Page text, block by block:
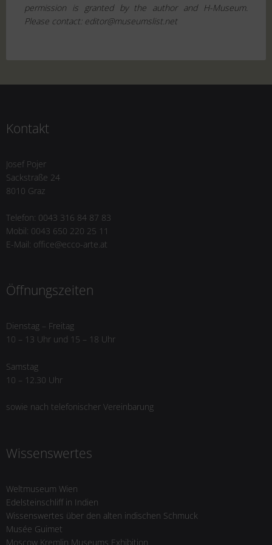
permission is granted by the author and H-Museum.
Please contact: editor@museumslist.net
Kontakt
Josef Pojer
Sackstraße 24
8010 Graz
Telefon: 0043 316 84 87 83
Mobil: 0043 650 220 25 11
E-Mail: office@ecco-arte.at
Öffnungszeiten
Dienstag – Freitag
10 – 13 Uhr und 15 – 18 Uhr
Samstag
10 – 12.30 Uhr
sowie nach telefonischer Vereinbarung
Wissenswertes
Weltmuseum Wien
Edelsteinschliff in Indien
Wissenswertes über den alten indischen Schmuck
Musée Guimet
Moscow Kremlin Museums Exhibition